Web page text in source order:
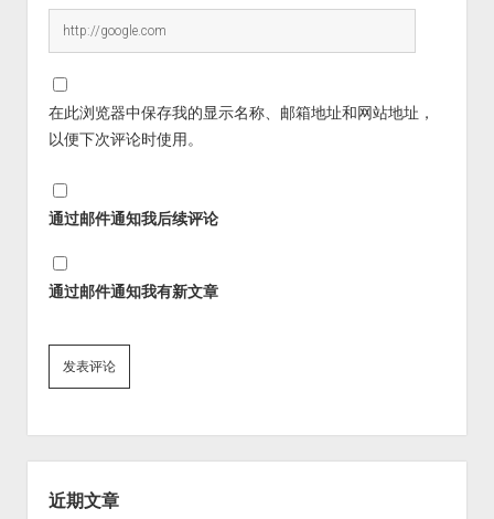
在此浏览器中保存我的显示名称、邮箱地址和网站地址，
以便下次评论时使用。
通过邮件通知我后续评论
通过邮件通知我有新文章
近期文章